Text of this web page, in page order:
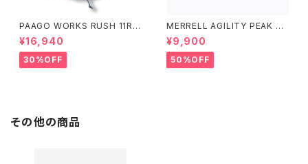
PAAGO WORKS RUSH 11R A
LPINE BLUE
¥16,940
30%OFF
MERRELL AGILITY PEAK 5
アジリティー ピーク 5［ウィメン
ズ］ BLACK/BLACK ブラック/
ブラック
¥9,900
50%OFF
その他の商品